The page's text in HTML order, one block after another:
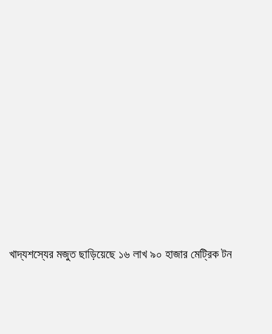
খাদ্যশস্যের মজুত ছাড়িয়েছে ১৬ লাখ ৯০ হাজার মেট্রিক টন